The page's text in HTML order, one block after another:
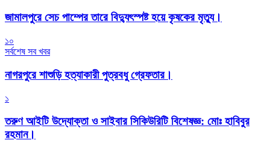
জামালপুরে সেচ পাম্পের তারে বিদ্যুৎস্পষ্ট হয়ে কৃষকের মৃত্যু।
১০
সর্বশেষ সব খবর
নাগরপুরে শাশুড়ি হত্যাকারী পুত্রবধু গ্রেফতার।
১
তরুণ আইটি উদ্যোক্তা ও সাইবার সিকিউরিটি বিশেষজ্ঞ: মোঃ হাবিবুর
রহমান।